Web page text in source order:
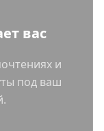
вас
и
под ваш